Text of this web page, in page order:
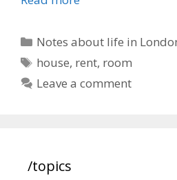
Categories
Notes about life in
Tags
house, rent, room
Leave a comment
/topics